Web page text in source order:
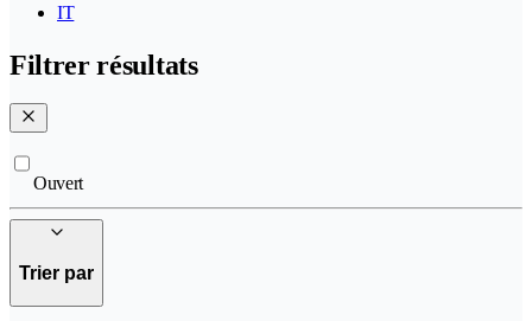
IT
Filtrer résultats
Ouvert
Trier par